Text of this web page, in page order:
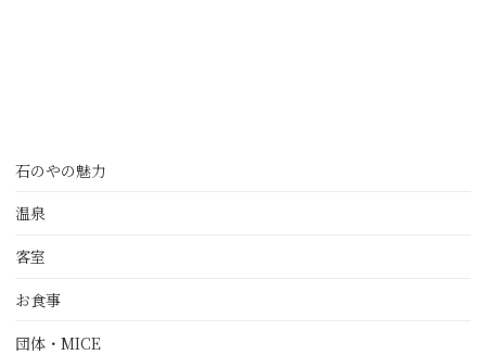
石のやの魅力
温泉
客室
お食事
団体・MICE